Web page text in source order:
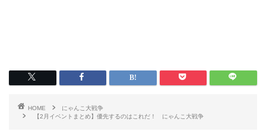
HOME
にゃんこ大戦争
【2月イベントまとめ】優先するのはこれだ！ にゃんこ大戦争